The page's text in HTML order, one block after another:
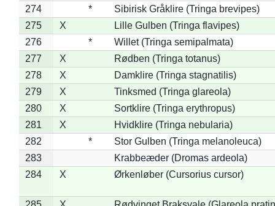
274
*
Sibirisk Gråklire (Tringa brevipes)
275
X
Lille Gulben (Tringa flavipes)
276
*
Willet (Tringa semipalmata)
277
X
Rødben (Tringa totanus)
278
X
Damklire (Tringa stagnatilis)
279
X
Tinksmed (Tringa glareola)
280
X
Sortklire (Tringa erythropus)
281
X
Hvidklire (Tringa nebularia)
282
*
Stor Gulben (Tringa melanoleuca)
283
Krabbeæder (Dromas ardeola)
284
X Ørkenløber (Cursorius cursor)